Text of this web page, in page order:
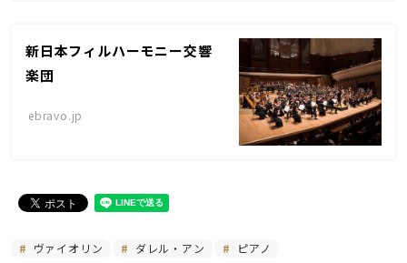
新日本フィルハーモニー交響
楽団
ebravo.jp
ヴァイオリン ダレル・アン
ピアノ